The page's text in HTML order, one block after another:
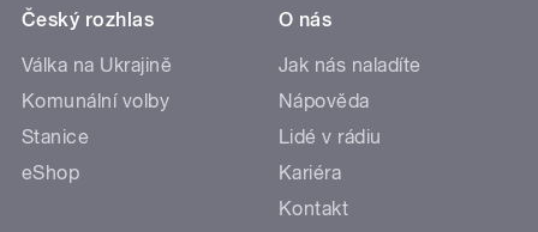
Český rozhlas
Válka na Ukrajině
Komunální volby
Stanice
eShop
O nás
Jak nás naladíte
Nápověda
Lidé v rádiu
Kariéra
Kontakt